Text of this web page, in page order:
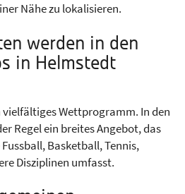
Nähe zu lokalisieren.
werden in den
in Helmstedt
Wettprogramm. In den
Regel ein breites Angebot, das
Basketball, Tennis,
Disziplinen umfasst.